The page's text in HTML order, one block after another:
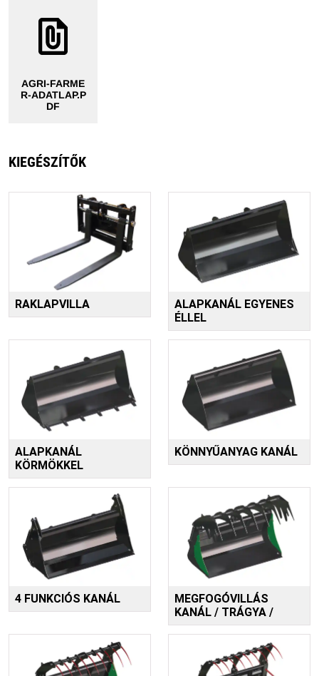
AGRI-FARME
R-ADATLAP.P
DF
KIEGÉSZÍTŐK
RAKLAPVILLA
ALAPKANÁL EGYENES
ÉLLEL
ALAPKANÁL
KÖRMÖKKEL
KÖNNYŰANYAG KANÁL
4 FUNKCIÓS KANÁL
MEGFOGÓVILLÁS
KANÁL / TRÁGYA /